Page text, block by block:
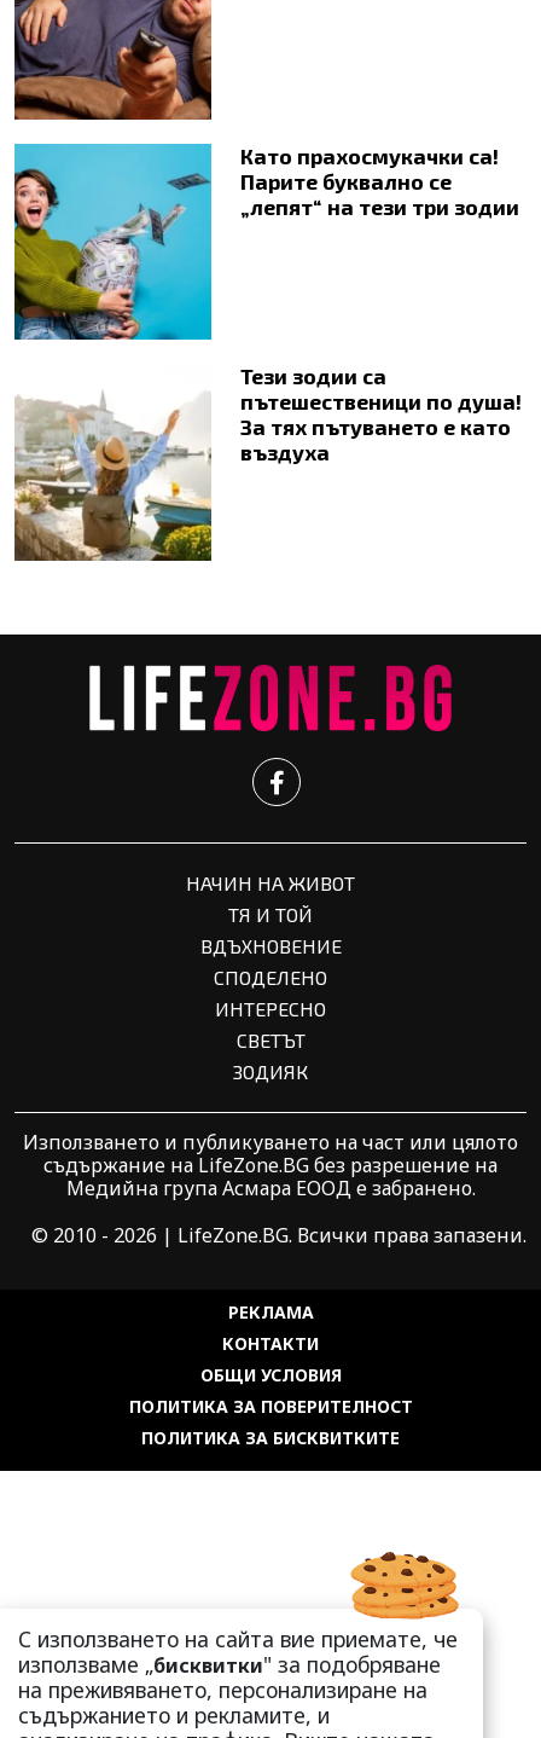
Като прахосмукачки са!
Парите буквално се
„лепят“ на тези три зодии
Тези зодии са
пътешественици по душа!
За тях пътуването е като
въздуха
С използването на сайта вие приемате, че
използваме „бисквитки" за подобряване
на преживяването, персонализиране на
съдържанието и рекламите, и
НАЧИН НА ЖИВОТ
ТЯ И ТОЙ
ВДЪХНОВЕНИЕ
СПОДЕЛЕНО
ИНТЕРЕСНО
СВЕТЪТ
ЗОДИЯК
Използването и публикуването на част или цялото
съдържание на LifeZone.BG без разрешение на
Медийна група Асмара ЕООД е забранено.
© 2010 - 2026 | LifeZone.BG. Всички права запазени.
РЕКЛАМА
КОНТАКТИ
ОБЩИ УСЛОВИЯ
ПОЛИТИКА ЗА ПОВЕРИТЕЛНОСТ
ПОЛИТИКА ЗА БИСКВИТКИТЕ